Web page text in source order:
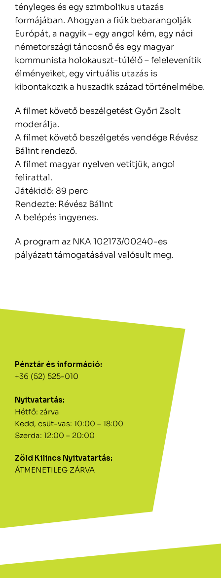
Pénztár és információ:
+36 (52) 525-010
Nyitvatartás:
Hétfő: zárva
Kedd, csüt-vas: 10:00 – 18:00
Szerda: 12:00 – 20:00
Zöld Kilincs Nyitvatartás:
ÁTMENETILEG ZÁRVA
tényleges és egy szimbolikus utazás
formájában. Ahogyan a fiúk bebarangolják
Európát, a nagyik – egy angol kém, egy náci
németországi táncosnő és egy magyar
kommunista holokauszt-túlélő – felelevenítik
élményeiket, egy virtuális utazás is
kibontakozik a huszadik század történelmébe.
A filmet követő beszélgetést Győri Zsolt
moderálja.
A filmet követő beszélgetés vendége Révész
Bálint rendező.
A filmet magyar nyelven vetítjük, angol
felirattal.
Játékidő: 89 perc
Rendezte: Révész Bálint
A belépés ingyenes.
A program az NKA 102173/00240-es
pályázati támogatásával valósult meg.